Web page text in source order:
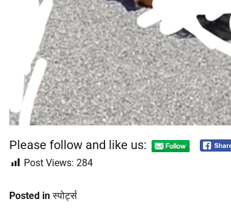
Please follow and like us:
Post Views: 284
Posted inस्पोर्ट्स